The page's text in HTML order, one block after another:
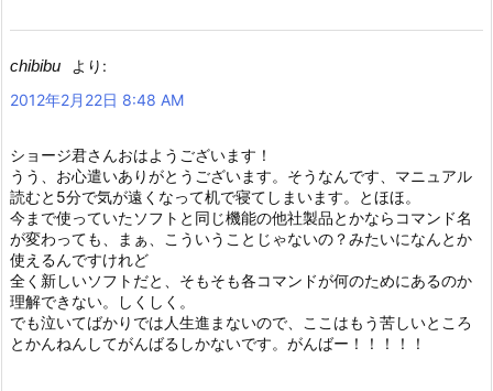
chibibu
より:
2012年2月22日 8:48 AM
ショージ君さんおはようございます！
うう、お心遣いありがとうございます。そうなんです、マニュアル
読むと5分で気が遠くなって机で寝てしまいます。とほほ。
今まで使っていたソフトと同じ機能の他社製品とかならコマンド名
が変わっても、まぁ、こういうことじゃないの？みたいになんとか
使えるんですけれど
全く新しいソフトだと、そもそも各コマンドが何のためにあるのか
理解できない。しくしく。
でも泣いてばかりでは人生進まないので、ここはもう苦しいところ
とかんねんしてがんばるしかないです。がんばー！！！！！